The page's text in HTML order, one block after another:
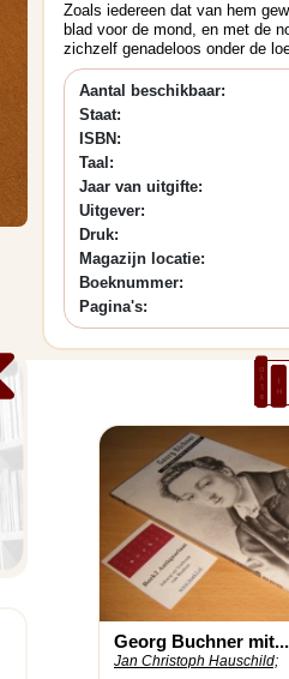
Zoals iedereen dat van hem
blad voor de mond, en met de
zichzelf genadeloos onder de
Aantal beschikbaar:
Staat:
ISBN:
Taal:
Jaar van uitgifte:
Uitgever:
Druk:
Magazijn locatie:
Boeknummer:
Pagina's:
Georg Buchner mit...
Jan Christoph Hauschild;